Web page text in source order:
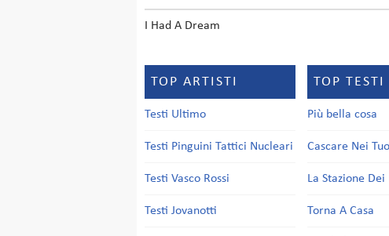
I Had A Dream
TOP ARTISTI
Testi Ultimo
Testi Pinguini Tattici Nucleari
Testi Vasco Rossi
Testi Jovanotti
TOP TESTI
Più bella cosa
Cascare Nei
La Stazione
Torna A Casa